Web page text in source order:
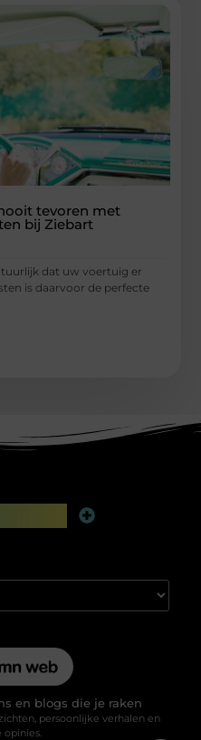
tevoren met
bij Ziebart
dat uw voertuig er
is daarvoor de perfecte
en blogs die je raken
persoonlijke verhalen en
opinies.